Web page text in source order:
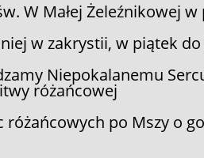
W Małej Żeleźnikowej
w zakrystii, w piątek do
Niepokalanemu
różańcowej
po Mszy o